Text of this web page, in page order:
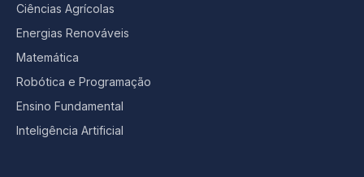
Ciências Agrícolas
Energias Renováveis
Matemática
Robótica e Programação
Ensino Fundamental
Inteligência Artificial